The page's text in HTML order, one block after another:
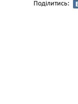
Поділитись: